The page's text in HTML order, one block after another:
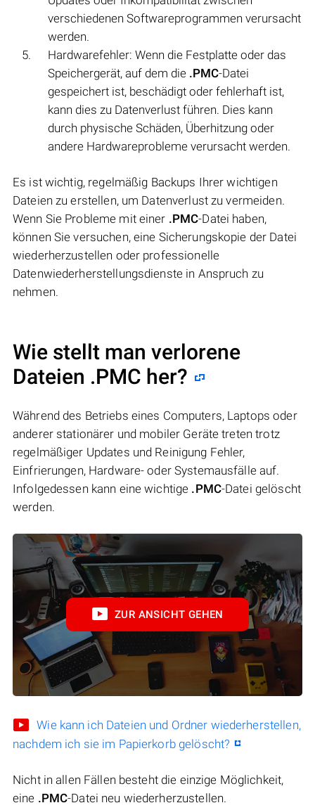
verschiedenen Softwareprogrammen verursacht
werden.
Hardwarefehler: Wenn die Festplatte oder das
Speichergerät, auf dem die .PMC-Datei
gespeichert ist, beschädigt oder fehlerhaft ist,
kann dies zu Datenverlust führen. Dies kann
durch physische Schäden, Überhitzung oder
andere Hardwareprobleme verursacht werden.
Es ist wichtig, regelmäßig Backups Ihrer wichtigen
Dateien zu erstellen, um Datenverlust zu vermeiden.
Wenn Sie Probleme mit einer .PMC-Datei haben,
können Sie versuchen, eine Sicherungskopie der Datei
wiederherzustellen oder professionelle
Datenwiederherstellungsdienste in Anspruch zu
nehmen.
Wie stellt man verlorene
Dateien .PMC her?
Während des Betriebs eines Computers, Laptops oder
anderer stationärer und mobiler Geräte treten trotz
regelmäßiger Updates und Reinigung Fehler,
Einfrierungen, Hardware- oder Systemausfälle auf.
Infolgedessen kann eine wichtige .PMC-Datei gelöscht
werden.
ZUR ANSICHT GEHEN
Wie kann ich Dateien und Ordner wiederherstellen,
nachdem ich sie im Papierkorb gelöscht?
Nicht in allen Fällen besteht die einzige Möglichkeit,
eine .PMC-Datei neu wiederherzustellen.